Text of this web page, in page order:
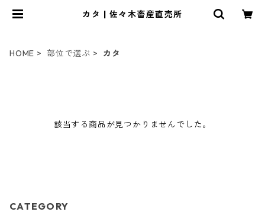
カタ | 佐々木畜産直売所
HOME 部位で選ぶ カタ
該当する商品が見つかりませんでした。
CATEGORY